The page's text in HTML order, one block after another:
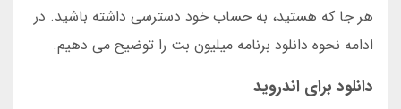
هر جا که هستید، به حساب خود دسترسی داشته باشید. در
ادامه نحوه دانلود برنامه میلیون بت را توضیح می دهیم.
دانلود برای اندروید